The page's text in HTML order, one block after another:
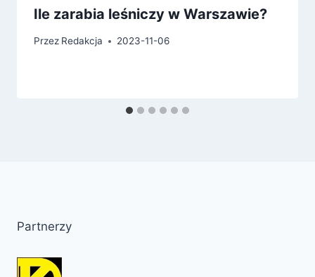
Ile zarabia leśniczy w Warszawie?
Przez Redakcja 2023-11-06
Partnerzy